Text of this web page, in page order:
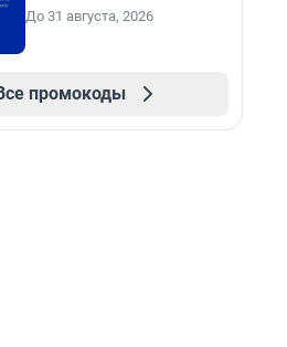
До 31 августа, 2026
промокоды